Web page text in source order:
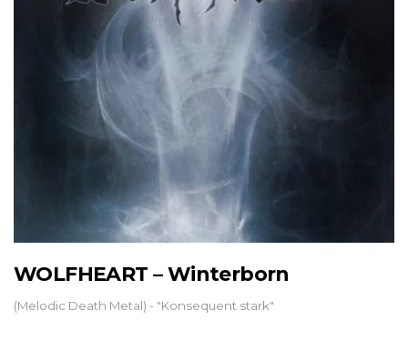
WOLFHEART – Winterborn
(Melodic Death Metal) - "Konsequent stark"